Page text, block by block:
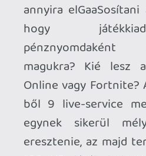
tudtam fogadni elsődleges
ökoszisztéma építésének
teljes VR-szektor
szemben. Az árral megint csak
lehetne vitatkozni, de
szerint mindenképpen
volna a konzol árával
határ átlépését. De attól
paraméterek
váltotta volna meg a világot